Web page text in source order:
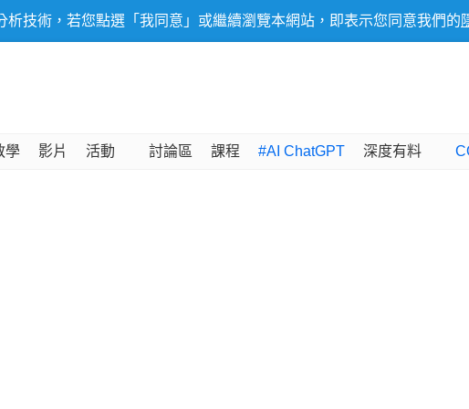
技術，若您點選「我同意」或繼續瀏覽本網站，即表示您同意我們的
學 影片 活動 討論區 課程 #AI ChatGPT 深度有料